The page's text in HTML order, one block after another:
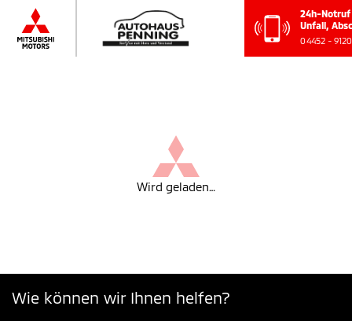
24h-
Unfall,
04452 -
Wird geladen…
Wie können wir Ihnen helfen?